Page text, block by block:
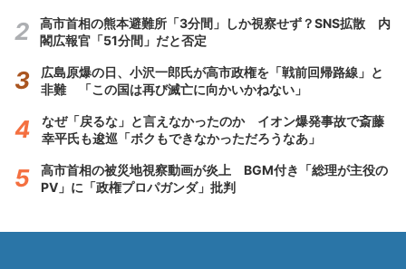
高市首相の熊本避難所「3分間」しか視察せず？SNS拡散 内
閣広報官「51分間」だと否定
広島原爆の日、小沢一郎氏が高市政権を「戦前回帰路線」と
非難 「この国は再び滅亡に向かいかねない」
なぜ「戻るな」と言えなかったのか イオン爆発事故で斎藤
幸平氏も逡巡「ボクもできなかっただろうなあ」
高市首相の被災地視察動画が炎上 BGM付き「総理が主役の
PV」に「政権プロパガンダ」批判